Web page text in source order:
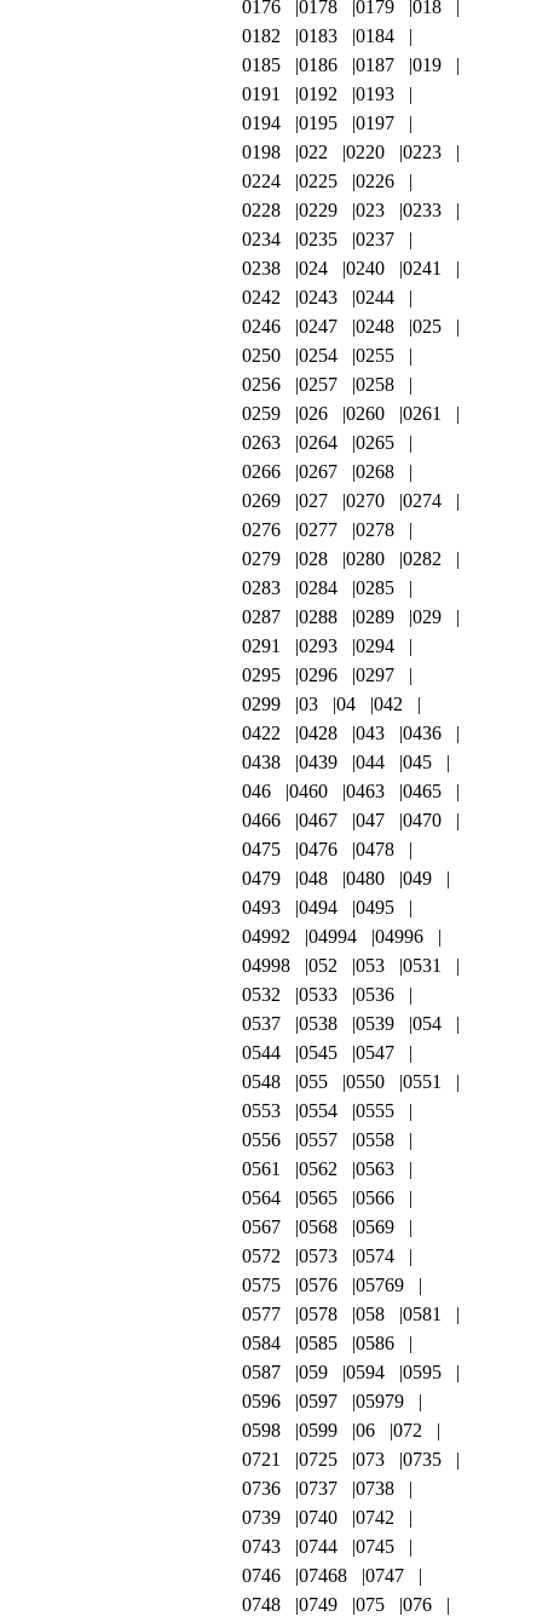
0176
0178 0179
018
0182
0183
0184
0185
0186 0187
019
0191
0192
0193
0194
0195
0197
0198
022 0220
0223
0224
0225
0226
0228
0229 023
0233
0234
0235
0237
0238
024 0240
0241
0242
0243
0244
0246
0247 0248
025
0250
0254
0255
0256
0257
0258
0259
026 0260
0261
0263
0264
0265
0266
0267
0268
0269
027 0270
0274
0276
0277
0278
0279
028 0280
0282
0283
0284
0285
0287
0288 0289
029
0291
0293
0294
0295
0296
0297
0299
03 04
042
0422
0428 043
0436
0438
0439 044
045
046
0460 0463
0465
0466
0467 047
0470
0475
0476
0478
0479
048 0480
049
0493
0494
0495
04992
04994
04996
04998
052 053
0531
0532
0533
0536
0537
0538 0539
054
0544
0545
0547
0548
055 0550
0551
0553
0554
0555
0556
0557
0558
0561
0562
0563
0564
0565
0566
0567
0568
0569
0572
0573
0574
0575
0576
05769
0577
0578 058
0581
0584
0585
0586
0587
059 0594
0595
0596
0597
05979
0598
0599 06
072
0721
0725 073
0735
0736
0737
0738
0739
0740
0742
0743
0744
0745
0746
07468
0747
0748
0749 075
076